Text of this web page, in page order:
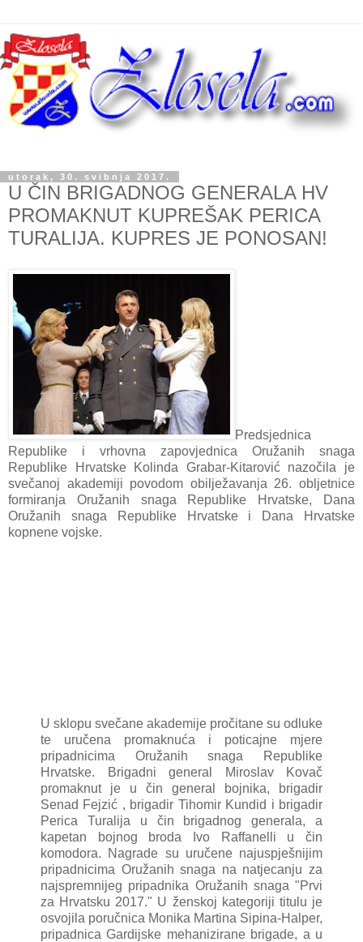
utorak, 30. svibnja 2017.
U ČIN BRIGADNOG GENERALA HV
PROMAKNUT KUPREŠAK PERICA
TURALIJA. KUPRES JE PONOSAN!
Predsjednica
Republike i vrhovna zapovjednica Oružanih snaga
Republike Hrvatske Kolinda Grabar-Kitarović nazočila je
svečanoj akademiji povodom obilježavanja 26. obljetnice
formiranja Oružanih snaga Republike Hrvatske, Dana
Oružanih snaga Republike Hrvatske i Dana Hrvatske
kopnene vojske.
U sklopu svečane akademije pročitane su odluke
te uručena promaknuća i poticajne mjere
pripadnicima Oružanih snaga Republike
Hrvatske. Brigadni general Miroslav Kovač
promaknut je u čin general bojnika, brigadir
Senad Fejzić , brigadir Tihomir Kundid i brigadir
Perica Turalija u čin brigadnog generala, a
kapetan bojnog broda Ivo Raffanelli u čin
komodora. Nagrade su uručene najuspješnijim
pripadnicima Oružanih snaga na natjecanju za
najspremnijeg pripadnika Oružanih snaga "Prvi
za Hrvatsku 2017." U ženskoj kategoriji titulu je
osvojila poručnica Monika Martina Sipina-Halper,
pripadnica Gardijske mehanizirane brigade, a u